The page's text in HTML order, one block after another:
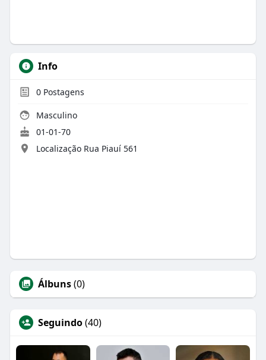
Info
0Postagens
Masculino
01-01-70
Localização Rua Piauí 561
Álbuns(0)
Seguindo(40)